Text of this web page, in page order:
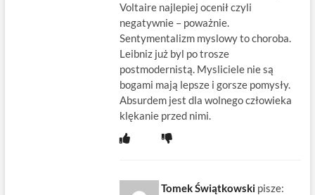
Voltaire najlepiej ocenił czyli
negatywnie – poważnie.
Sentymentalizm myslowy to choroba.
Leibniz już byl po trosze
postmodernistą. Mysliciele nie są
bogami mają lepsze i gorsze pomysły.
Absurdem jest dla wolnego człowieka
klękanie przed nimi.
Tomek Świątkowski pisze: